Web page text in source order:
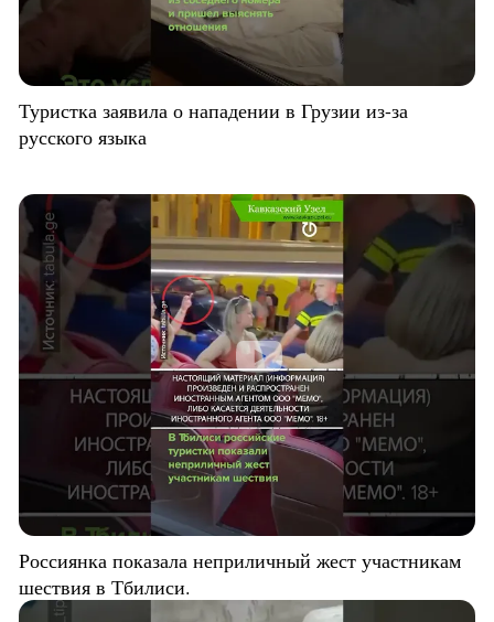
Туристка заявила о нападении в Грузии из-за
русского языка
Россиянка показала неприличный жест участникам
шествия в Тбилиси.